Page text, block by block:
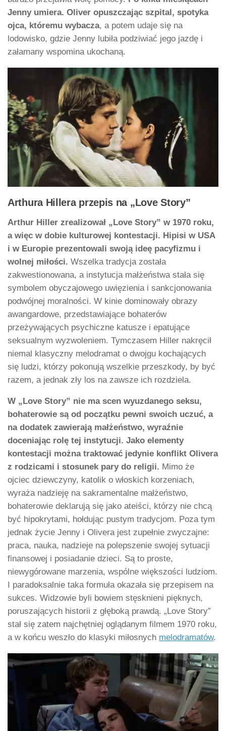
Jenny umiera. Oliver opuszczając szpital, spotyka
ojca, któremu wybacza, a potem udaje się na
lodowisko, gdzie Jenny lubiła podziwiać jego jazdę i
załamany wspomina ukochaną.
Arthura Hillera przepis na „Love Story”
Arthur Hiller zrealizował „Love Story” w 1970 roku,
a więc w dobie kulturowej kontestacji. Hipisi w USA
i w Europie prezentowali swoją ideę pacyfizmu i
wolnej miłości. Wszelka tradycja została
zakwestionowana, a instytucja małżeństwa stała się
symbolem obyczajowego uwięzienia i sankcjonowania
podwójnej moralności. W kinie dominowały obrazy
awangardowe, przedstawiające bohaterów
przeżywających psychiczne katusze i epatujące
seksualnym wyzwoleniem. Tymczasem Hiller nakręcił
niemal klasyczny melodramat o dwojgu kochających
się ludzi, którzy pokonują wszelkie przeszkody, by być
razem, a jednak zły los na zawsze ich rozdziela.
W „Love Story” nie ma scen wyuzdanego seksu,
bohaterowie są od początku pewni swoich uczuć, a
na dodatek zawierają małżeństwo, wyraźnie
doceniając rolę tej instytucji. Jako elementy
kontestacji można traktować jedynie konflikt Olivera
z rodzicami i stosunek pary do religii. Mimo że
ojciec dziewczyny, katolik o włoskich korzeniach,
wyraża nadzieję na sakramentalne małżeństwo,
bohaterowie deklarują się jako ateiści, którzy nie chcą
być hipokrytami, hołdując pustym tradycjom. Poza tym
jednak życie Jenny i Olivera jest zupełnie zwyczajne:
praca, nauka, nadzieje na polepszenie swojej sytuacji
finansowej i posiadanie dzieci. Są to proste,
niewygórowane marzenia, wspólne większości ludziom.
I paradoksalnie taka formuła okazała się przepisem na
sukces. Widzowie byli bowiem stęsknieni pięknych,
poruszających historii z głęboką prawdą. „Love Story”
stał się zatem najchętniej oglądanym filmem 1970 roku,
a w końcu weszło do klasyki miłosnych melodramatów.